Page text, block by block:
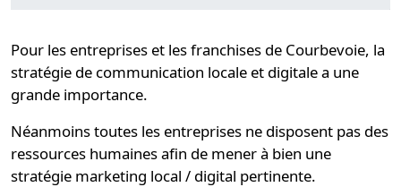
Pour les entreprises et les franchises de Courbevoie, la
stratégie de communication locale et digitalea une
grande importance.
Néanmoins toutes les entreprises ne disposent pas des
ressources humaines afin de mener à bien une
stratégie marketing local / digital pertinente.